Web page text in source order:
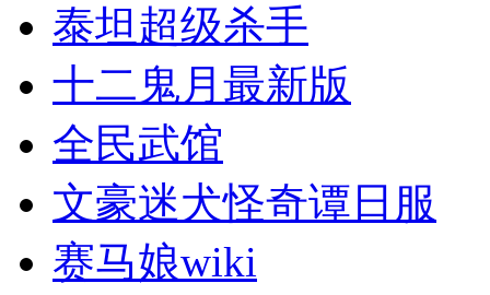
泰坦超级杀手
十二鬼月最新版
全民武馆
文豪迷犬怪奇谭日服
赛马娘wiki